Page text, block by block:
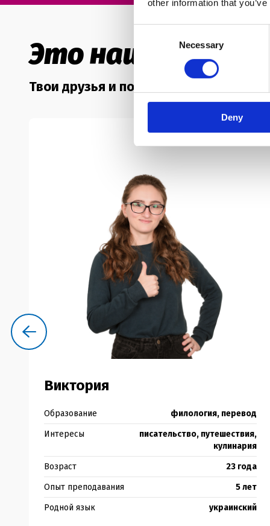
other information that
Necessary
Deny
Онлайн-домашка
Раньше домашку делали на распечатках — они вечно
неудобно 🙄 А теперь задания можно делать прямо в
Бесплатные спецкурсы по грамматике
Во время пандемии мы разработали видеокурсы по
смогли продолжить обучение из-за карантина. Надеемся,
цели — а теперь помогут и тебе!
Это наши френд-
Твои друзья и помощники в обучении
Виктория
Образование
филология, перевод
Интересы
писательство, путешествия,
кулинария
Возраст
23 года
Опыт преподавания
5 лет
Родной язык
украинский